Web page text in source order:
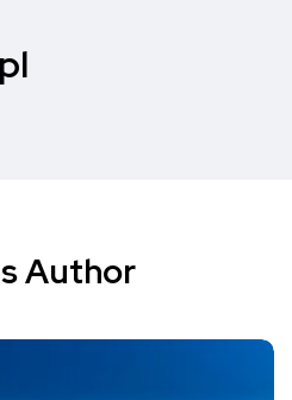
Author